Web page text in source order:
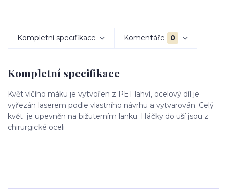
Kompletní specifikace Komentáře 0
Kompletní specifikace
Květ vlčího máku je vytvořen z PET lahví, ocelový díl je
vyřezán laserem podle vlastního návrhu a vytvarován. Celý
květ je upevněn na bižuterním lanku. Háčky do uší jsou z
chirurgické oceli